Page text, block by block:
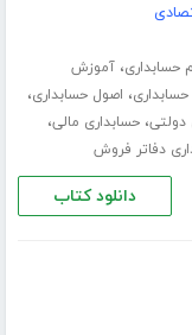
حسابداری،آموزش
، اصول حسابداری،
دولتی،حسابداری مالی،
دفاتر فروش
دانلود کتاب